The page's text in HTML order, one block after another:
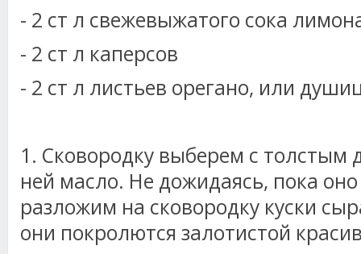
- 2 ст л свежевыжатого сока
- 2 ст л каперсов
- 2 ст л листьев орегано, или
1. Сковородку выберем с толстым
ней масло. Не дожидаясь, пока
разложим на сковородку куски
они покролются залотистой